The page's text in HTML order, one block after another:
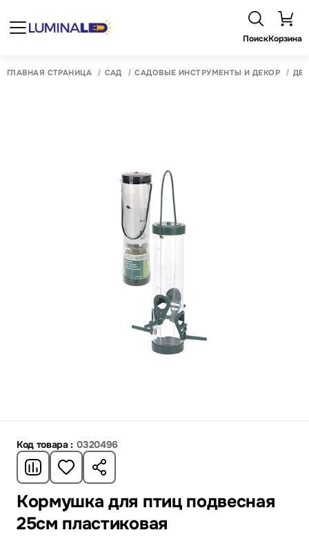
ПоискКорзина
ГЛАВНАЯ СТРАНИЦА САД САДОВЫЕ ИНСТРУМЕНТЫ И ДЕКОР
Код товара : 0320496
Кормушка для птиц подвесная
25см пластиковая